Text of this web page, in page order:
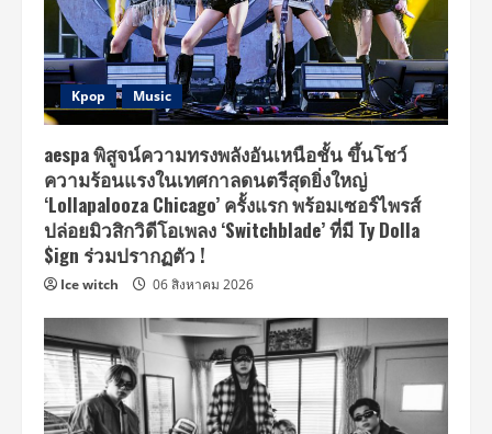
Kpop Music
aespa พิสูจน์ความทรงพลังอันเหนือชั้น ขึ้นโชว์
ความร้อนแรงในเทศกาลดนตรีสุดยิ่งใหญ่
‘Lollapalooza Chicago’ ครั้งแรก พร้อมเซอร์ไพรส์
ปล่อยมิวสิกวิดีโอเพลง ‘Switchblade’ ที่มี Ty Dolla
$ign ร่วมปรากฏตัว !
Ice witch 06 สิงหาคม 2026